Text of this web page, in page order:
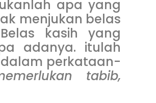
apa yang
menjukan belas
kasih yang
adanya. itulah
perkataan-
tabib,